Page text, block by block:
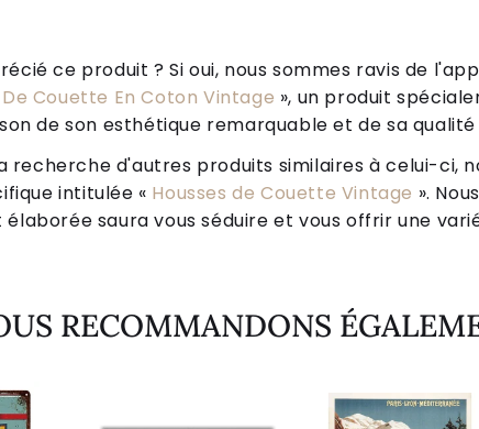
ce produit ? Si oui, nous sommes ravis de
De Couette En Coton Vintage », un produit
de son esthétique remarquable et de sa
recherche d'autres produits similaires à celui-ci,
intitulée « Housses de Couette Vintage ».
élaborée saura vous séduire et vous offrir une
RECOMMANDONS